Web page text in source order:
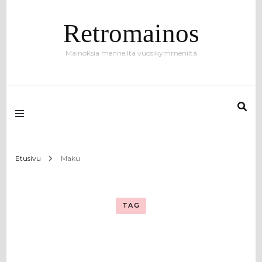
Retromainos
Mainoksia menneiltä vuosikymmeniltä
Etusivu Maku
TAG